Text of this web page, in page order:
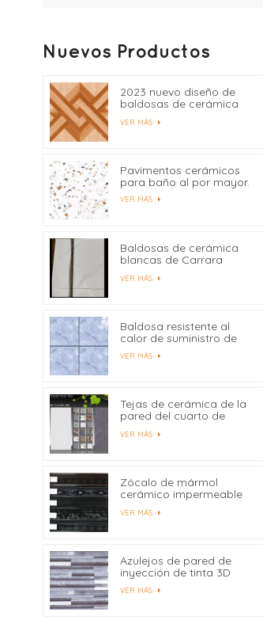
Nuevos Productos
2023 nuevo diseño de
baldosas de cerámica
400x400
VER MÁS
Pavimentos cerámicos
para baño al por mayor.
VER MÁS
Baldosas de cerámica
blancas de Carrara
precio de fábrica de
China
VER MÁS
Baldosa resistente al
calor de suministro de
fábrica 600x600
VER MÁS
Tejas de cerámica de la
pared del cuarto de
baño de la impresión del
chorro de tinta de
para requisitos
particulares
VER MÁS
Zócalo de mármol
cerámico impermeable
450x80
VER MÁS
Azulejos de pared de
inyección de tinta 3D
para azulejos de pared
interior al por mayor
VER MÁS